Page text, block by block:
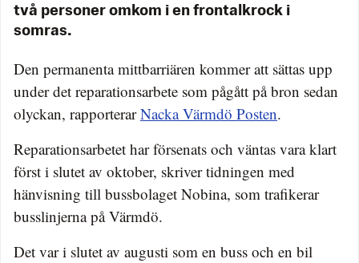
två personer omkom i en frontalkrock i
somras.
Den permanenta mittbarriären kommer att sättas upp
under det reparationsarbete som pågått på bron sedan
olyckan, rapporterarNacka Värmdö Posten.
Reparationsarbetet har försenats och väntas vara klart
först i slutet av oktober, skriver tidningen med
hänvisning till bussbolaget Nobina, som trafikerar
busslinjerna på Värmdö.
Det var i slutet av augusti som en buss och en bil